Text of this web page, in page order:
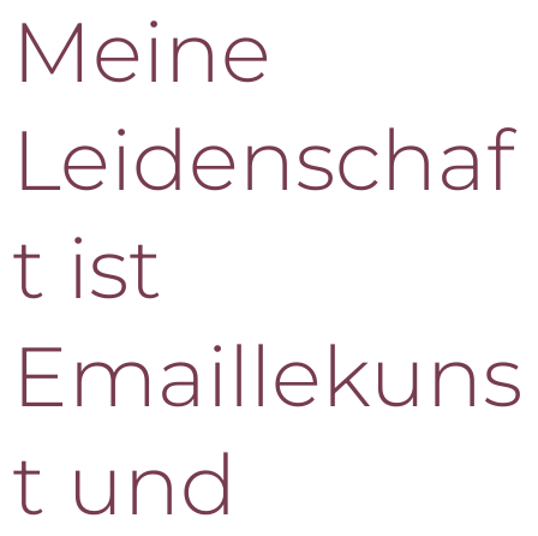
Meine
Leidenschaf
t ist
Emaillekuns
t und